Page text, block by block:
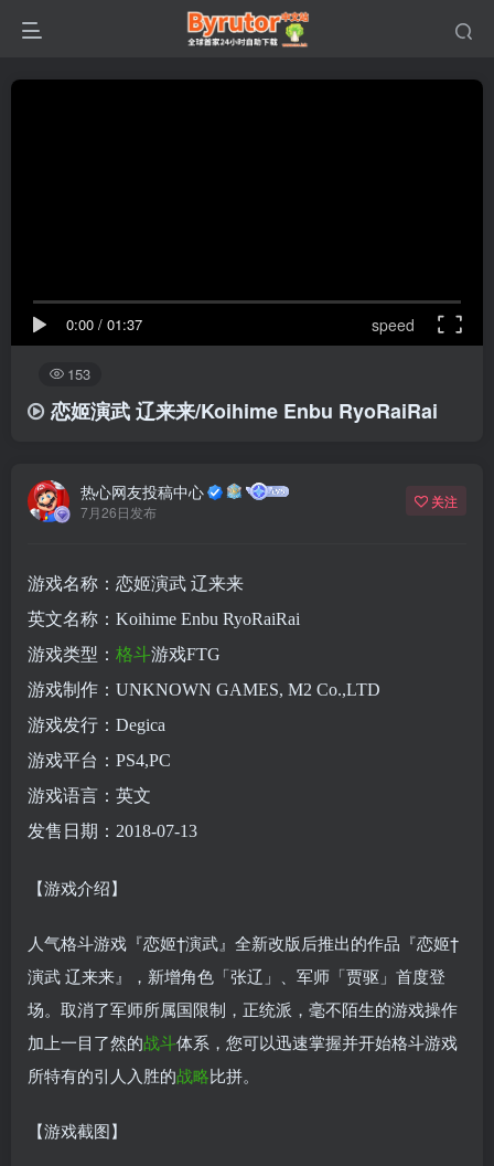
0:00 / 01:37 speed
153
恋姬演武 辽来来/Koihime Enbu RyoRaiRai
热心网友投稿中心
7月26日发布
关注
游戏名称：恋姬演武 辽来来
英文名称：Koihime Enbu RyoRaiRai
游戏类型： 格斗游戏FTG
游戏制作：UNKNOWN GAMES, M2 Co.,LTD
游戏发行：Degica
游戏平台：PS4,PC
游戏语言：英文
发售日期：2018-07-13
【游戏介绍】
人气格斗游戏『恋姬†演武』全新改版后推出的作品『恋姬†
演武 辽来来』，新增角色「张辽」、军师「贾驱」首度登
场。取消了军师所属国限制，正统派，毫不陌生的游戏操作
加上一目了然的战斗体系，您可以迅速掌握并开始格斗游戏
所特有的引人入胜的战略比拼。
【游戏截图】